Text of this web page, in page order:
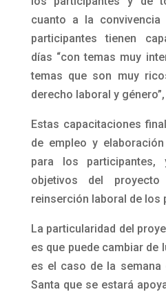
cuanto a la convivencia
participantes tienen
días “con temas muy
temas que son muy
derecho laboral y
Estas capacitaciones
de empleo y
para los
objetivos del
reinserción laboral de los
La particularidad del
es que puede cambiar de
es el caso de la semana
Santa que se estará